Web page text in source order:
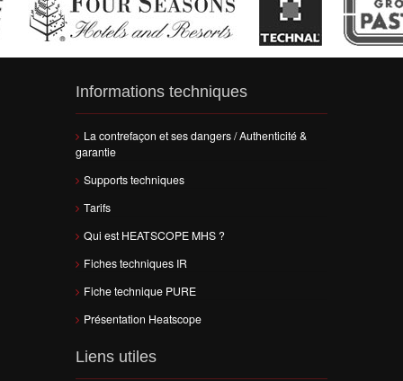
Informations techniques
La contrefaçon et ses dangers / Authenticité &
garantie
Supports techniques
Tarifs
Qui est HEATSCOPE MHS ?
Fiches techniques IR
Fiche technique PURE
Présentation Heatscope
Liens utiles